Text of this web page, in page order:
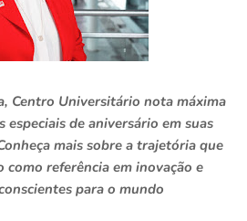
Centro Universitário nota máxima
especiais de aniversário em suas
mais sobre a trajetória que
referência em inovação e
para o mundo